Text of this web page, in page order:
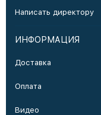
Написать директору
ИНФОРМАЦИЯ
Доставка
Оплата
Видео